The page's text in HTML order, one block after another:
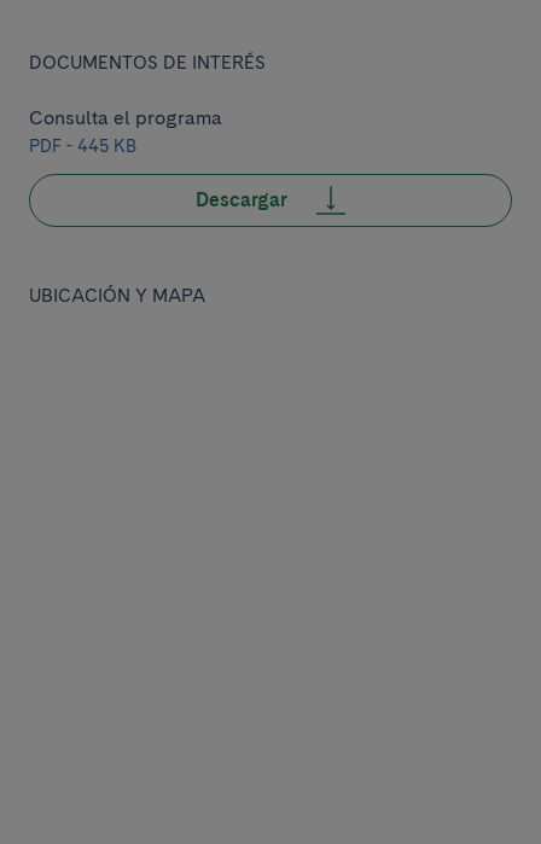
DOCUMENTOS DE INTERÉS
Consulta el programa
PDF - 445 KB
Descargar
UBICACIÓN Y MAPA